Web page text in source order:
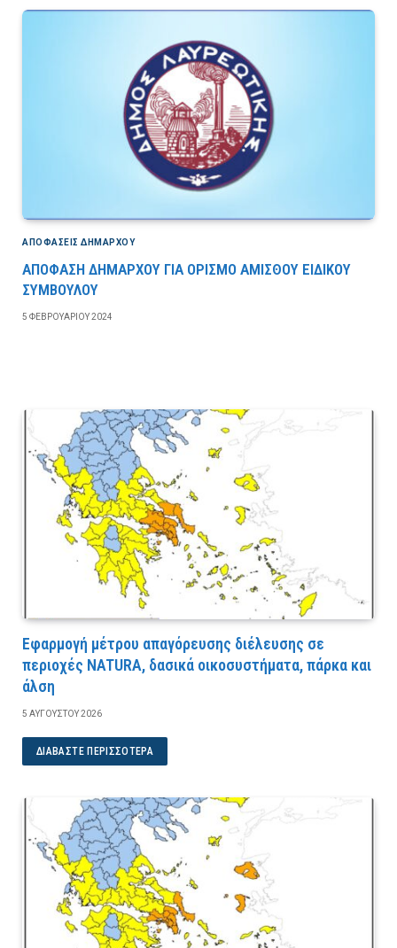
ΑΠΟΦΆΣΕΙΣ ΔΗΜΆΡΧΟΥ
ΑΠΟΦΑΣΗ ΔΗΜΑΡΧΟΥ ΓΙΑ ΟΡΙΣΜΟ ΑΜΙΣΘΟΥ ΕΙΔΙΚΟΥ
ΣΥΜΒΟΥΛΟΥ
5 ΦΕΒΡΟΥΑΡΊΟΥ 2024
Εφαρμογή μέτρου απαγόρευσης διέλευσης σε
περιοχές NATURA, δασικά οικοσυστήματα, πάρκα και
άλση
5 ΑΥΓΟΎΣΤΟΥ 2026
ΔΙΑΒΆΣΤΕ ΠΕΡΙΣΣΌΤΕΡΑ